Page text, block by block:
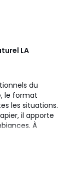
LA
du
le format
les situations.
il apporte
À
de tiroirs